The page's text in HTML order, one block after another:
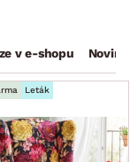
v e-shopu
Leták